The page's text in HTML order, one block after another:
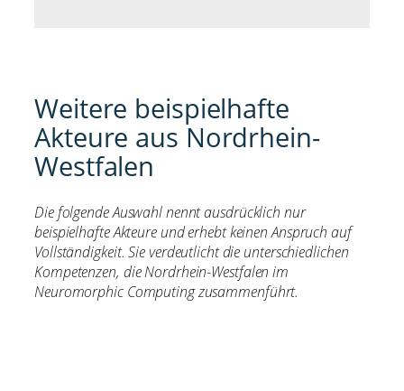
Weitere beispielhafte
Akteure aus Nordrhein-
Westfalen
Die folgende Auswahl nennt ausdrücklich nur
beispielhafte Akteure und erhebt keinen Anspruch auf
Vollständigkeit. Sie verdeutlicht die unterschiedlichen
Kompetenzen, die Nordrhein-Westfalen im
Neuromorphic Computing zusammenführt.